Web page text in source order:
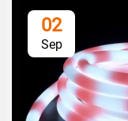
02
Sep